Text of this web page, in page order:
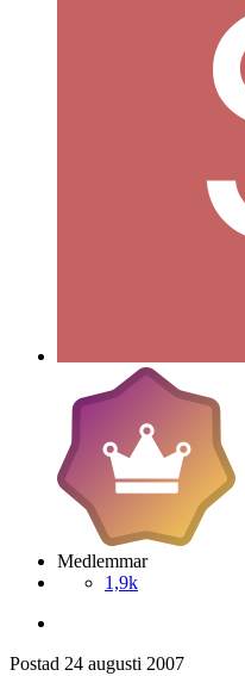
Medlemmar
1,9k
Postad 24 augusti 2007